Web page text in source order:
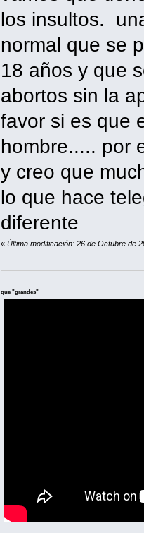
los insultos.
normal que se
18 años y que
abortos sin la
favor si es que
hombre..... por
y creo que
lo que hace
diferente
«Última modificación: 26 de Octubre de
que "grandes"